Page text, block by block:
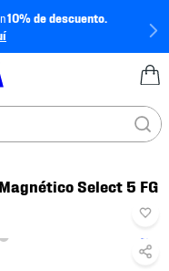
10% de descuento.
Select 5 FG